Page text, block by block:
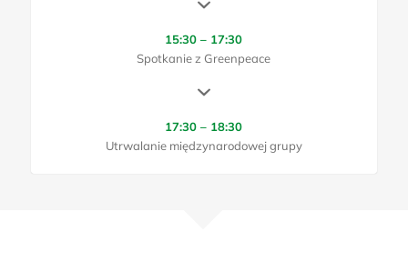
15:30 – 17:30
Spotkanie z Greenpeace
17:30 – 18:30
Utrwalanie międzynarodowej grupy